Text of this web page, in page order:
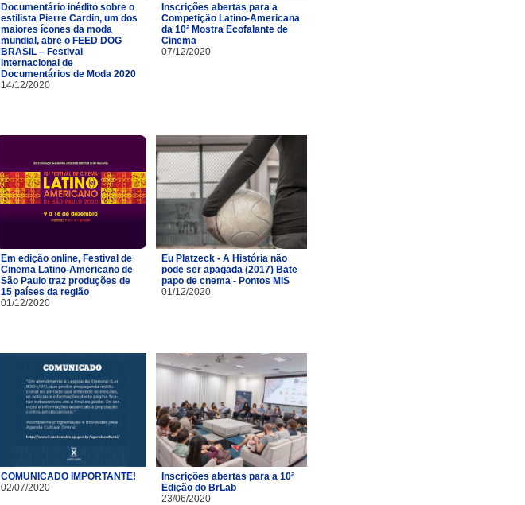
Documentário inédito sobre o
estilista Pierre Cardin, um dos
maiores ícones da moda
mundial, abre o FEED DOG
BRASIL – Festival
Internacional de
Documentários de Moda 2020
14/12/2020
Inscrições abertas para a
Competição Latino-Americana
da 10ª Mostra Ecofalante de
Cinema
07/12/2020
Em edição online, Festival de
Cinema Latino-Americano de
São Paulo traz produções de
15 países da região
01/12/2020
Eu Platzeck - A História não
pode ser apagada (2017) Bate
papo de cnema - Pontos MIS
01/12/2020
COMUNICADO IMPORTANTE!
02/07/2020
Inscrições abertas para a 10ª
Edição do BrLab
23/06/2020